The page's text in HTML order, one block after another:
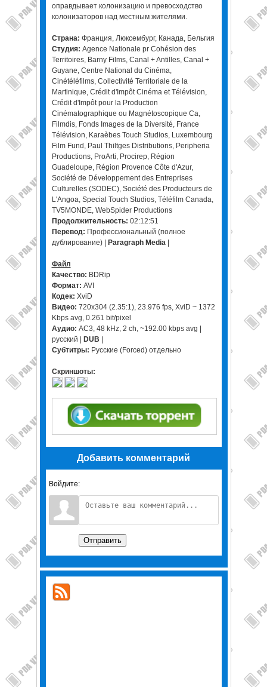
оправдывает колонизацию и превосходство
колонизаторов над местным жителями.
Страна: Франция, Люксембург, Канада, Бельгия
Студия: Agence Nationale pr Cohésion des
Territoires, Barny Films, Canal + Antilles, Canal +
Guyane, Centre National du Cinéma,
Cinétéléfilms, Collectivité Territoriale de la
Martinique, Crédit d'Impôt Cinéma et Télévision,
Crédit d'Impôt pour la Production
Cinématographique ou Magnétoscopique Ca,
Filmdis, Fonds Images de la Diversité, France
Télévision, Karaèbes Touch Studios, Luxembourg
Film Fund, Paul Thiltges Distributions, Peripheria
Productions, ProArti, Procirep, Région
Guadeloupe, Région Provence Côte d'Azur,
Société de Développement des Entreprises
Culturelles (SODEC), Société des Producteurs de
L'Angoa, Special Touch Studios, Téléfilm Canada,
TV5MONDE, WebSpider Productions
Продолжительность: 02:12:51
Перевод: Профессиональный (полное
дублирование) | Paragraph Media |
Файл
Качество: BDRip
Формат: AVI
Кодек: XviD
Видео: 720x304 (2.35:1), 23.976 fps, XviD ~ 1372
Kbps avg, 0.261 bit/pixel
Аудио: AC3, 48 kHz, 2 ch, ~192.00 kbps avg |
русский | DUB |
Субтитры: Русские (Forced) отдельно
Скриншоты:
Добавить комментарий
Войдите:
Отправить